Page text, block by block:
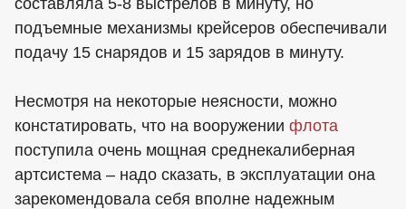
подъемные механизмы крейсеров обеспечивали
подачу 15 снарядов и 15 зарядов в минуту.
Несмотря на некоторые неясности, можно
констатировать, что на вооружении флота
поступила очень мощная среднекалиберная
артсистема – надо сказать, в эксплуатации она
зарекомендовала себя вполне надежным